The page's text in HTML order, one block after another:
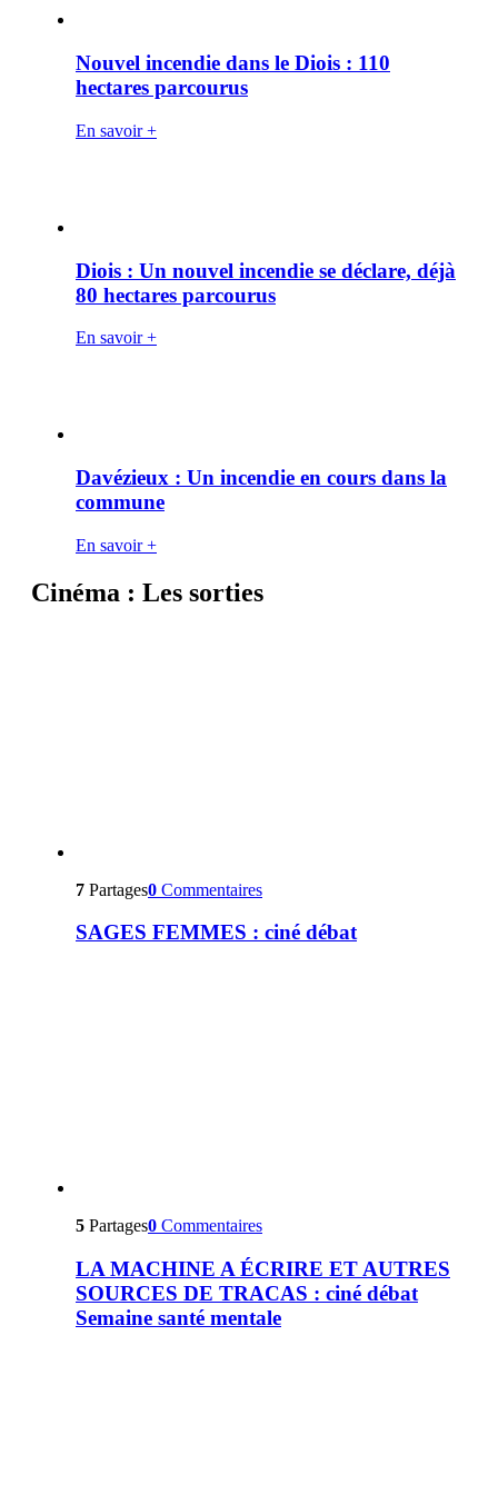
Nouvel incendie dans le Diois : 110
hectares parcourus
En savoir +
Diois : Un nouvel incendie se déclare, déjà
80 hectares parcourus
En savoir +
Davézieux : Un incendie en cours dans la
commune
En savoir +
Cinéma : Les sorties
7 Partages0 Commentaires
SAGES FEMMES : ciné débat
5 Partages0 Commentaires
LA MACHINE A ÉCRIRE ET AUTRES
SOURCES DE TRACAS : ciné débat
Semaine santé mentale